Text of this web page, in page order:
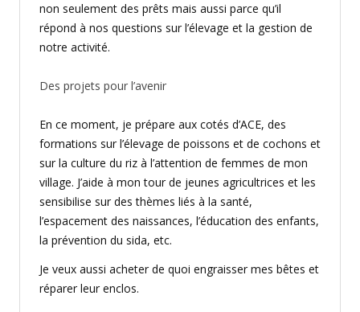
non seulement des prêts mais aussi parce qu’il
répond à nos questions sur l’élevage et la gestion de
notre activité.
Des projets pour l’avenir
En ce moment, je prépare aux cotés d’ACE, des
formations sur l’élevage de poissons et de cochons et
sur la culture du riz à l’attention de femmes de mon
village. J’aide à mon tour de jeunes agricultrices et les
sensibilise sur des thèmes liés à la santé,
l’espacement des naissances, l’éducation des enfants,
la prévention du sida, etc.
Je veux aussi acheter de quoi engraisser mes bêtes et
réparer leur enclos.